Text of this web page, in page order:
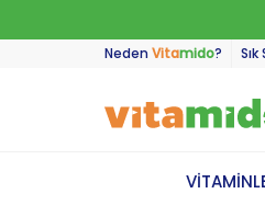
Neden Vitamido?